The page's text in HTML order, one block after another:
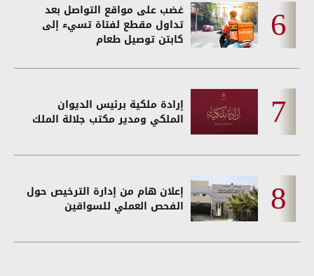
غضب على مواقع التواصل بعد
تداول مقطع لفتاة تسيء إلى
كابتن توصيل طعام
إرادة ملكية برئيس الديوان
الملكي ومدير مكتب جلالة الملك
إعلان هام من إدارة الترخيص حول
الفحص العملي للسواقين